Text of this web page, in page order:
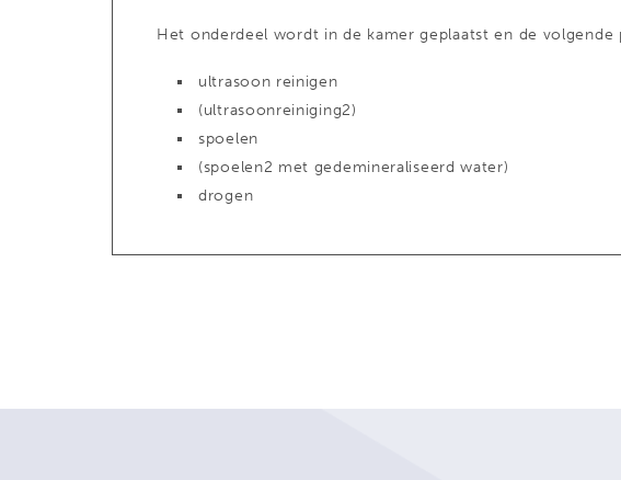
Het onderdeel wordt in de kamer geplaatst en de volgende
ultrasoon reinigen
(ultrasoonreiniging2)
spoelen
(spoelen2 met gedemineraliseerd water)
drogen